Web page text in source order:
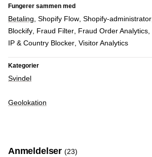
Fungerer sammen med
Betaling Shopify Flow Shopify-administrator
Blockify Fraud Filter Fraud Order Analytics
IP & Country Blocker Visitor Analytics
Kategorier
Svindel
Svindeltyper
Blokeringslister
Geolokation
Anmeldelser (23)